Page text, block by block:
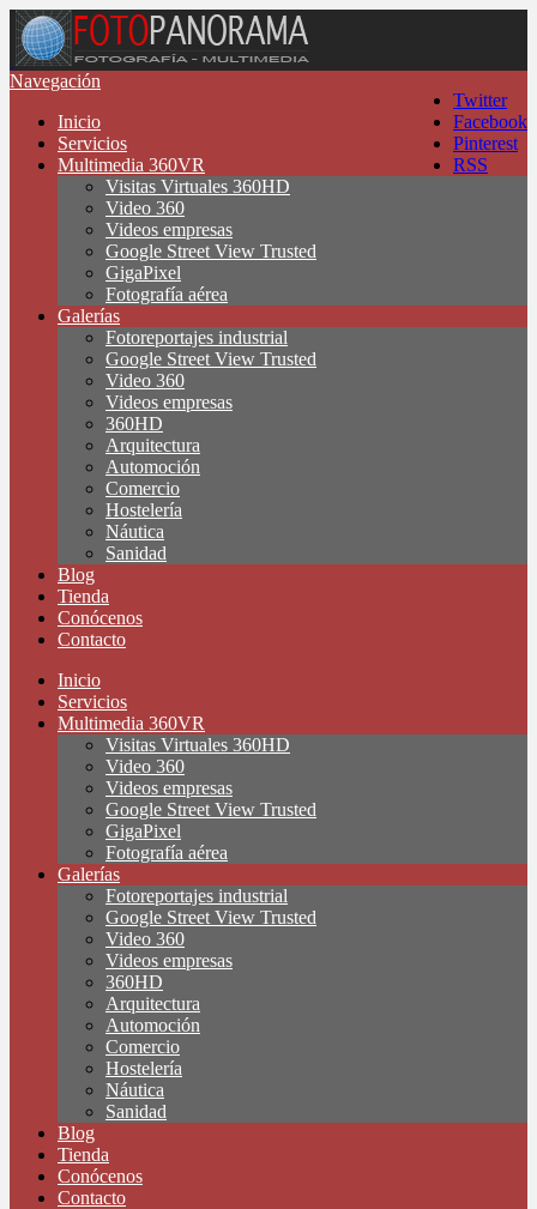
Twitter
Facebook
Pinterest
RSS
Navegación
Inicio
Servicios
Multimedia 360VR
Visitas Virtuales 360HD
Video 360
Videos empresas
Google Street View Trusted
GigaPixel
Fotografía aérea
Galerías
Fotoreportajes industrial
Google Street View Trusted
Video 360
Videos empresas
360HD
Arquitectura
Automoción
Comercio
Hostelería
Náutica
Sanidad
Blog
Tienda
Conócenos
Contacto
Inicio
Servicios
Multimedia 360VR
Visitas Virtuales 360HD
Video 360
Videos empresas
Google Street View Trusted
GigaPixel
Fotografía aérea
Galerías
Fotoreportajes industrial
Google Street View Trusted
Video 360
Videos empresas
360HD
Arquitectura
Automoción
Comercio
Hostelería
Náutica
Sanidad
Blog
Tienda
Conócenos
Contacto